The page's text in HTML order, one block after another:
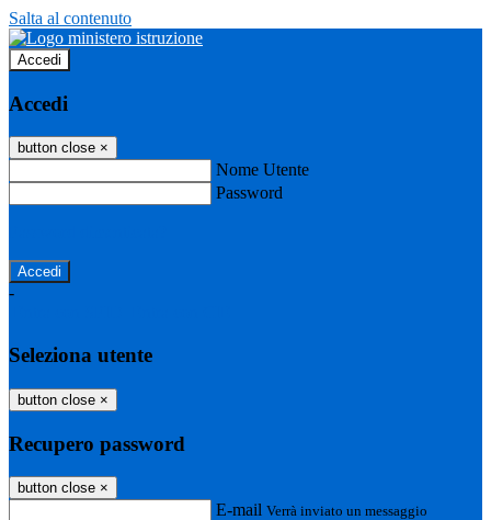
Salta al contenuto
Accedi
Accedi
button close ×
Nome Utente
Password
-
Seleziona utente
button close ×
Recupero password
button close ×
E-mail Verrà inviato un messaggio